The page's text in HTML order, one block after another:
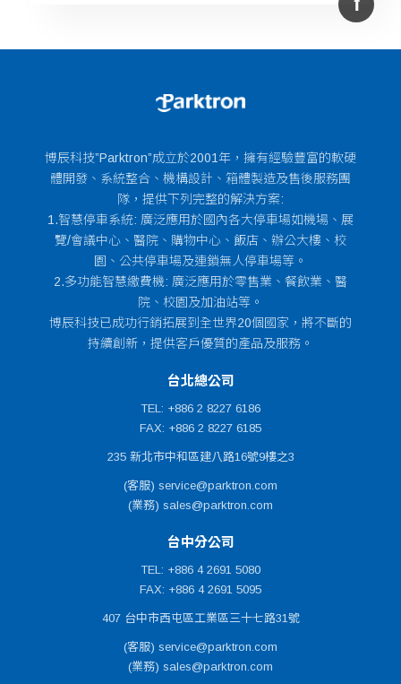
博辰科技”Parktron”成立於2001年，擁有經驗豐富的軟硬
體開發、系統整合、機構設計、箱體製造及售後服務團
隊，提供下列完整的解決方案:
1.智慧停車系統: 廣泛應用於國內各大停車場如機場、展
覽/會議中心、醫院、購物中心、飯店、辦公大樓、校
園、公共停車場及連鎖無人停車場等。
2.多功能智慧繳費機: 廣泛應用於零售業、餐飲業、醫
院、校園及加油站等。
博辰科技已成功行銷拓展到全世界20個國家，將不斷的
持續創新，提供客戶優質的產品及服務。
台北總公司
TEL: +886 2 8227 6186
FAX: +886 2 8227 6185
235 新北市中和區建八路16號9樓之3
(客服) service@parktron.com
(業務) sales@parktron.com
台中分公司
TEL: +886 4 2691 5080
FAX: +886 4 2691 5095
407 台中市西屯區工業區三十七路31號
(客服) service@parktron.com
(業務) sales@parktron.com